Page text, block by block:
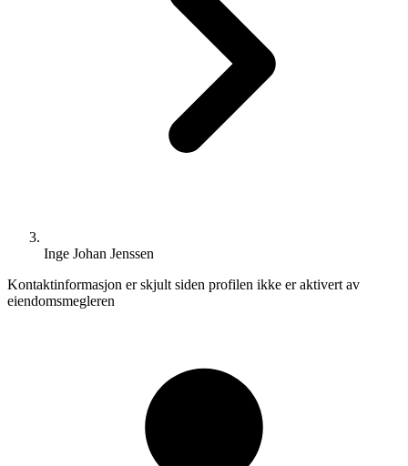
Inge Johan Jenssen
Kontaktinformasjon er skjult siden profilen ikke er aktivert av
eiendomsmegleren